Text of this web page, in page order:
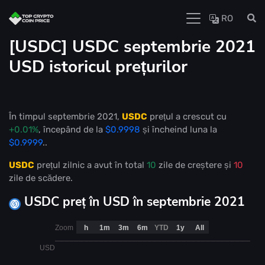
RO
[USDC] USDC septembrie 2021
USD istoricul prețurilor
În timpul septembrie 2021, USDC prețul a crescut cu
+0.01%, începând de la $0.9998 și încheind luna la
$0.9999..
USDC prețul zilnic a avut în total 10 zile de creștere și 10
zile de scădere.
USDC preț în USD în septembrie 2021
USD
Zoom h 1m 3m 6m YTD 1y All